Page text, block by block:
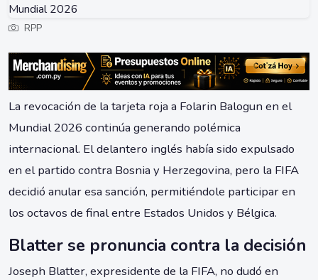
RPP
La revocación de la tarjeta roja a Folarin Balogun en el
Mundial 2026 continúa generando polémica
internacional. El delantero inglés había sido expulsado
en el partido contra Bosnia y Herzegovina, pero la FIFA
decidió anular esa sanción, permitiéndole participar en
los octavos de final entre Estados Unidos y Bélgica.
Blatter se pronuncia contra la decisión
Joseph Blatter, expresidente de la FIFA, no dudó en